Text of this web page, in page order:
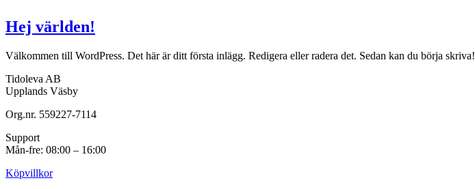
Hej världen!
Välkommen till WordPress. Det här är ditt första inlägg. Redigera eller radera det. Sedan kan du börja skriva!
Tidoleva AB
Upplands Väsby
Org.nr. 559227-7114
Support
Mån-fre: 08:00 – 16:00
Köpvillkor